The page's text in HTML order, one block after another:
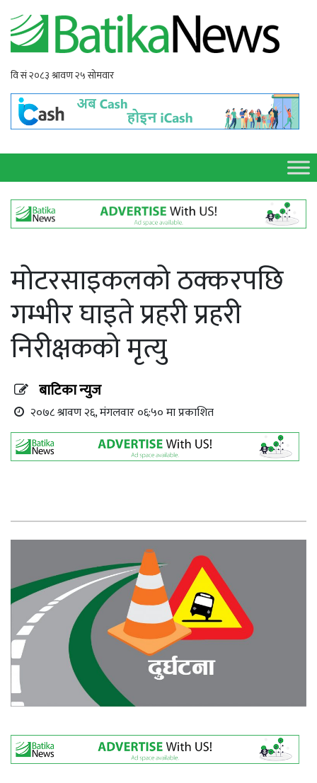
मोटरसाइकलको ठक्करपछि
गम्भीर घाइते प्रहरी प्रहरी
निरीक्षकको मृत्यु
बाटिका न्युज
२०७८ श्रावण २६, मंगलवार ०६:५० मा प्रकाशित